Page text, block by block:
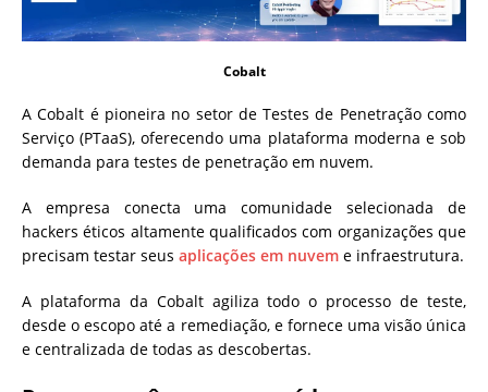
Cobalt
A Cobalt é pioneira no setor de Testes de Penetração como
Serviço (PTaaS), oferecendo uma plataforma moderna e sob
demanda para testes de penetração em nuvem.
A empresa conecta uma comunidade selecionada de
hackers éticos altamente qualificados com organizações que
precisam testar seus aplicações em nuvem e infraestrutura.
A plataforma da Cobalt agiliza todo o processo de teste,
desde o escopo até a remediação, e fornece uma visão única
e centralizada de todas as descobertas.